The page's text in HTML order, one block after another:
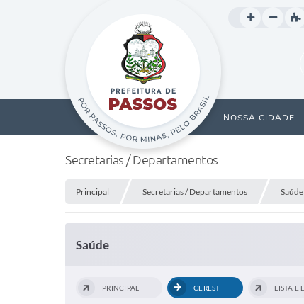
NOSSA CIDADE
Secretarias / Departamentos
Principal Secretarias / Departamentos Saúde
Saúde
PRINCIPAL CEREST